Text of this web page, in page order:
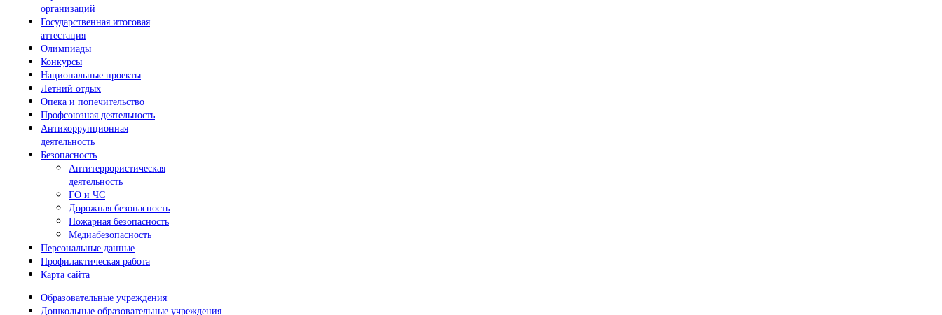
организаций
Государственная итоговая
аттестация
Олимпиады
Конкурсы
Национальные проекты
Летний отдых
Опека и попечительство
Профсоюзная деятельность
Антикоррупционная
деятельность
Безопасность
Антитеррористическая
деятельность
ГО и ЧС
Дорожная безопасность
Пожарная безопасность
Медиабезопасность
Персональные данные
Профилактическая работа
Карта сайта
Образовательные учреждения
Дошкольные образовательные учреждения